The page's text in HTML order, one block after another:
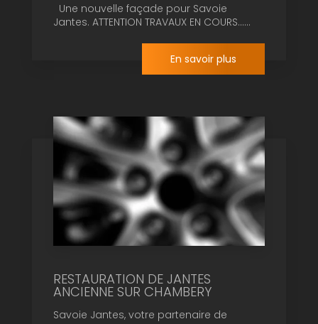
Une nouvelle façade pour Savoie
Jantes. ATTENTION TRAVAUX EN COURS......
En savoir plus
RESTAURATION DE JANTES
ANCIENNE SUR CHAMBERY
Savoie Jantes, votre partenaire de